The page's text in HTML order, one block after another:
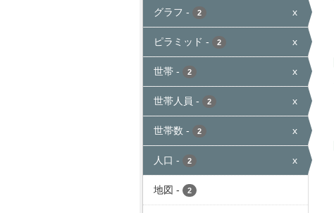
グラフ - 2 x
ピラミッド - 2 x
世帯 - 2 x
世帯人員 - 2 x
世帯数 - 2 x
人口 - 2 x
地図 - 2